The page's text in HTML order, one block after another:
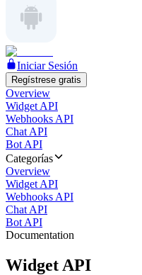
Iniciar Sesión
Regístrese gratis
Overview
Widget API
Webhooks API
Chat API
Bot API
Categorías
Overview
Widget API
Webhooks API
Chat API
Bot API
Documentation
Widget API